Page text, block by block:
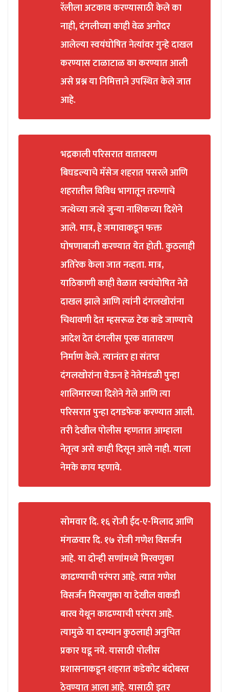
रॅलीला अटकाव करण्यासाठी केले का
नाही, दंगलीच्या काही वेळ अगोदर
आलेल्या स्वयंघोषित नेत्यांवर गुन्हे दाखल
करण्यास टाळाटाळ का करण्यात आली
असे प्रश्न या निमित्ताने उपस्थित केले जात
आहे.
भद्रकाली परिसरात वातावरण
बिघडल्याचे मॅसेज शहरात पसरले आणि
शहरातील विविध भागातून तरुणाचे
जत्थेच्या जत्थे जुन्या नाशिकच्या दिशेने
आले. मात्र, हे जमावाकडून फक्त
घोषणाबाजी करण्यात येत होती. कुठलाही
अतिरेक केला जात नव्हता. मात्र,
याठिकाणी काही वेळात स्वयंघोषित नेते
दाखल झाले आणि त्यांनी दंगलखोरांना
चिथावणी देत म्हसरूळ टेक कडे जाण्याचे
आदेश देत दंगलीस पूरक वातावरण
निर्माण केले. त्यानंतर हा संतप्त
दंगलखोरांना घेऊन हे नेतेमंडळी पुन्हा
शालिमारच्या दिशेने गेले आणि त्या
परिसरात पुन्हा दगडफेक करण्यात आली.
तरी देखील पोलीस म्हणतात आम्हाला
नेतृत्व असे काही दिसून आले नाही. याला
नेमके काय म्हणावे.
सोमवार दि. १६ रोजी ईद-ए-मिलाद आणि
मंगळवार दि. १७ रोजी गणेश विसर्जन
आहे. या दोन्ही सणांमध्ये मिरवणुका
काढण्याची परंपरा आहे. त्यात गणेश
विसर्जन मिरवणुका या देखील वाकडी
बारव येथून काढण्याची परंपरा आहे.
त्यामुळे या दरम्यान कुठलाही अनुचित
प्रकार घडू नये. यासाठी पोलीस
प्रशासनाकडून शहरात कडेकोट बंदोबस्त
ठेवण्यात आला आहे. यासाठी इतर